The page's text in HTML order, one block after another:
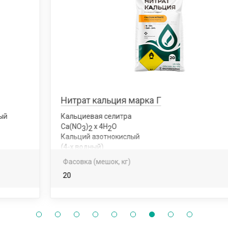
Нитрат кальция марка Г
Кальциевая селитра
x 4Н2О
Кальций азотнокислый
Фасовка (мешок, кг)